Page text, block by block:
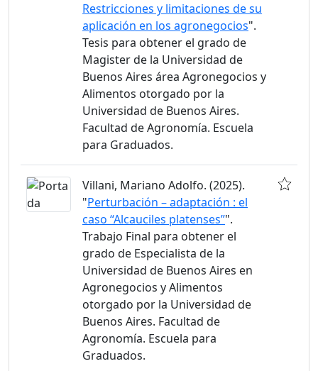
Restricciones y limitaciones de su
aplicación en los agronegocios".
Tesis para obtener el grado de
Magister de la Universidad de
Buenos Aires área Agronegocios y
Alimentos otorgado por la
Universidad de Buenos Aires.
Facultad de Agronomía. Escuela
para Graduados.
Villani, Mariano Adolfo. (2025).
"Perturbación – adaptación : el
caso “Alcauciles platenses”".
Trabajo Final para obtener el
grado de Especialista de la
Universidad de Buenos Aires en
Agronegocios y Alimentos
otorgado por la Universidad de
Buenos Aires. Facultad de
Agronomía. Escuela para
Graduados.